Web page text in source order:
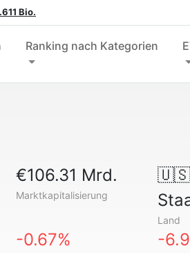
Bio.
Ranking nach Kategorien
€106.31 Mrd.
Marktkapitalisierung
🇺🇸
Land
-0.67% -